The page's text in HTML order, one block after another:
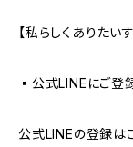
【私らしくありたい
▪️公式LINEにご登
公式LINEの登録は